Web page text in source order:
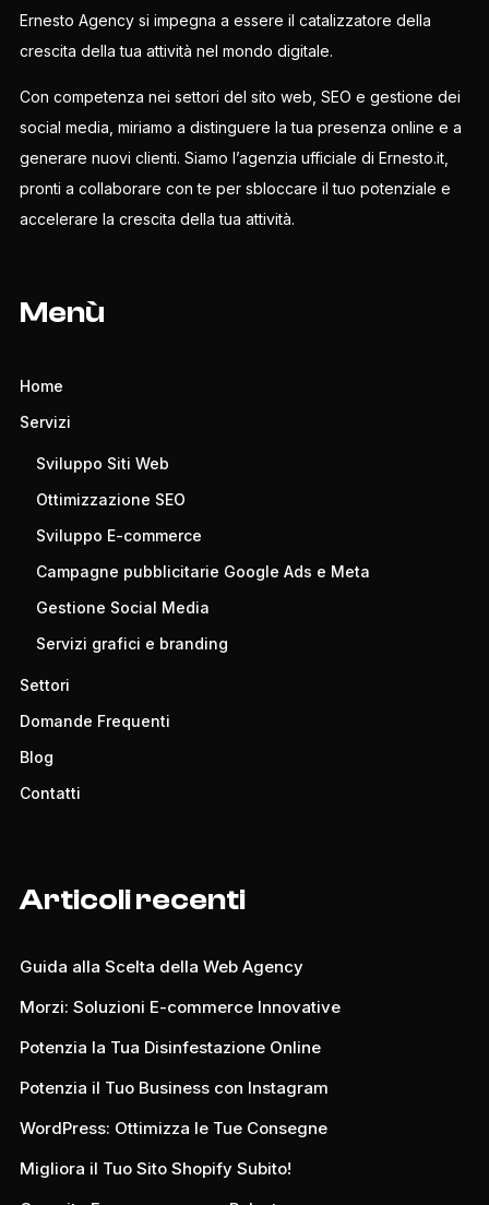
Ernesto Agency si impegna a essere il catalizzatore della
crescita della tua attività nel mondo digitale.
Con competenza nei settori del sito web, SEO e gestione dei
social media, miriamo a distinguere la tua presenza online e a
generare nuovi clienti. Siamo l’agenzia ufficiale di Ernesto.it,
pronti a collaborare con te per sbloccare il tuo potenziale e
accelerare la crescita della tua attività.
Menù
Home
Servizi
Sviluppo Siti Web
Ottimizzazione SEO
Sviluppo E-commerce
Campagne pubblicitarie Google Ads e Meta
Gestione Social Media
Servizi grafici e branding
Settori
Domande Frequenti
Blog
Contatti
Articoli recenti
Guida alla Scelta della Web Agency
Morzi: Soluzioni E-commerce Innovative
Potenzia la Tua Disinfestazione Online
Potenzia il Tuo Business con Instagram
WordPress: Ottimizza le Tue Consegne
Migliora il Tuo Sito Shopify Subito!